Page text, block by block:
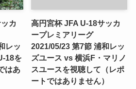
カ
レッ
18を
はあ
高円宮杯 JFA U-18サッカ
ープレミアリーグ
2021/05/23 第7節 浦和レッ
ズユース vs 横浜F・マリノ
スユースを視聴して（レポ
ートではありません）